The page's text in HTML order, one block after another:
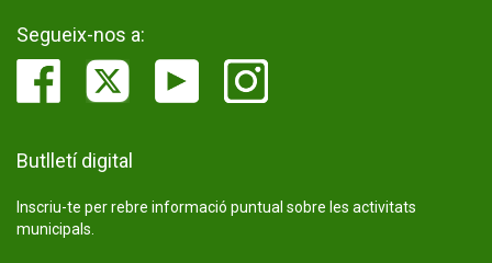
Segueix-nos a:
Butlletí digital
Inscriu-te per rebre informació puntual sobre les activitats
municipals.